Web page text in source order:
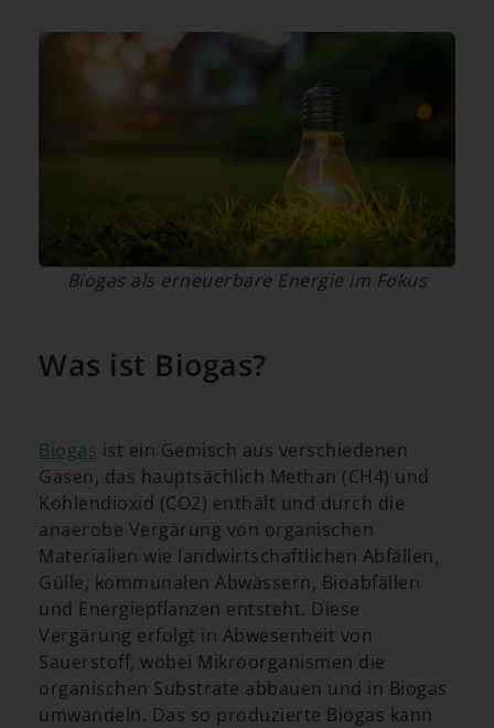
Biogas als erneuerbare Energie im Fokus
Was ist Biogas?
Biogas ist ein Gemisch aus verschiedenen
Gasen, das hauptsächlich Methan (CH4) und
Kohlendioxid (CO2) enthält und durch die
anaerobe Vergärung von organischen
Materialien wie landwirtschaftlichen Abfällen,
Gülle, kommunalen Abwässern, Bioabfällen
und Energiepflanzen entsteht. Diese
Vergärung erfolgt in Abwesenheit von
Sauerstoff, wobei Mikroorganismen die
organischen Substrate abbauen und in Biogas
umwandeln. Das so produzierte Biogas kann